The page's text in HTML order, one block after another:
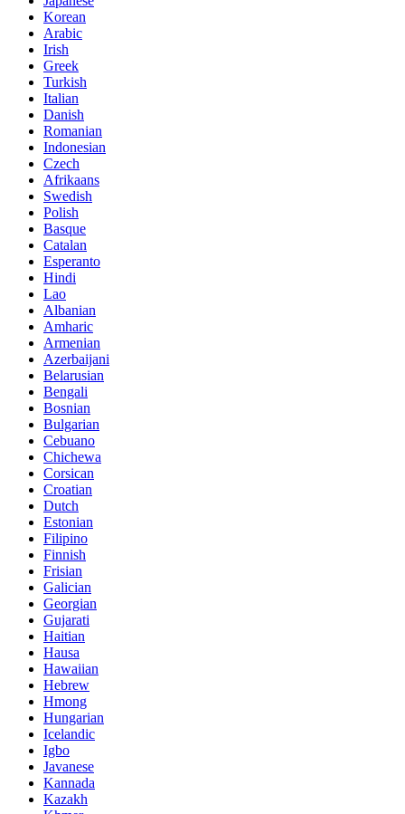
Korean
Arabic
Irish
Greek
Turkish
Italian
Danish
Romanian
Indonesian
Czech
Afrikaans
Swedish
Polish
Basque
Catalan
Esperanto
Hindi
Lao
Albanian
Amharic
Armenian
Azerbaijani
Belarusian
Bengali
Bosnian
Bulgarian
Cebuano
Chichewa
Corsican
Croatian
Dutch
Estonian
Filipino
Finnish
Frisian
Galician
Georgian
Gujarati
Haitian
Hausa
Hawaiian
Hebrew
Hmong
Hungarian
Icelandic
Igbo
Javanese
Kannada
Kazakh